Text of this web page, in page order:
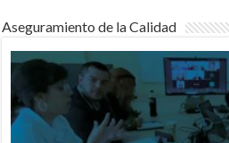
Aseguramiento de la Calidad